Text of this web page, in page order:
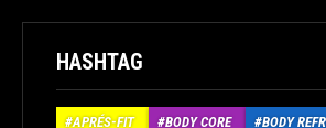
HASHTAG
APRÉS-FIT BODY CORE
BODY